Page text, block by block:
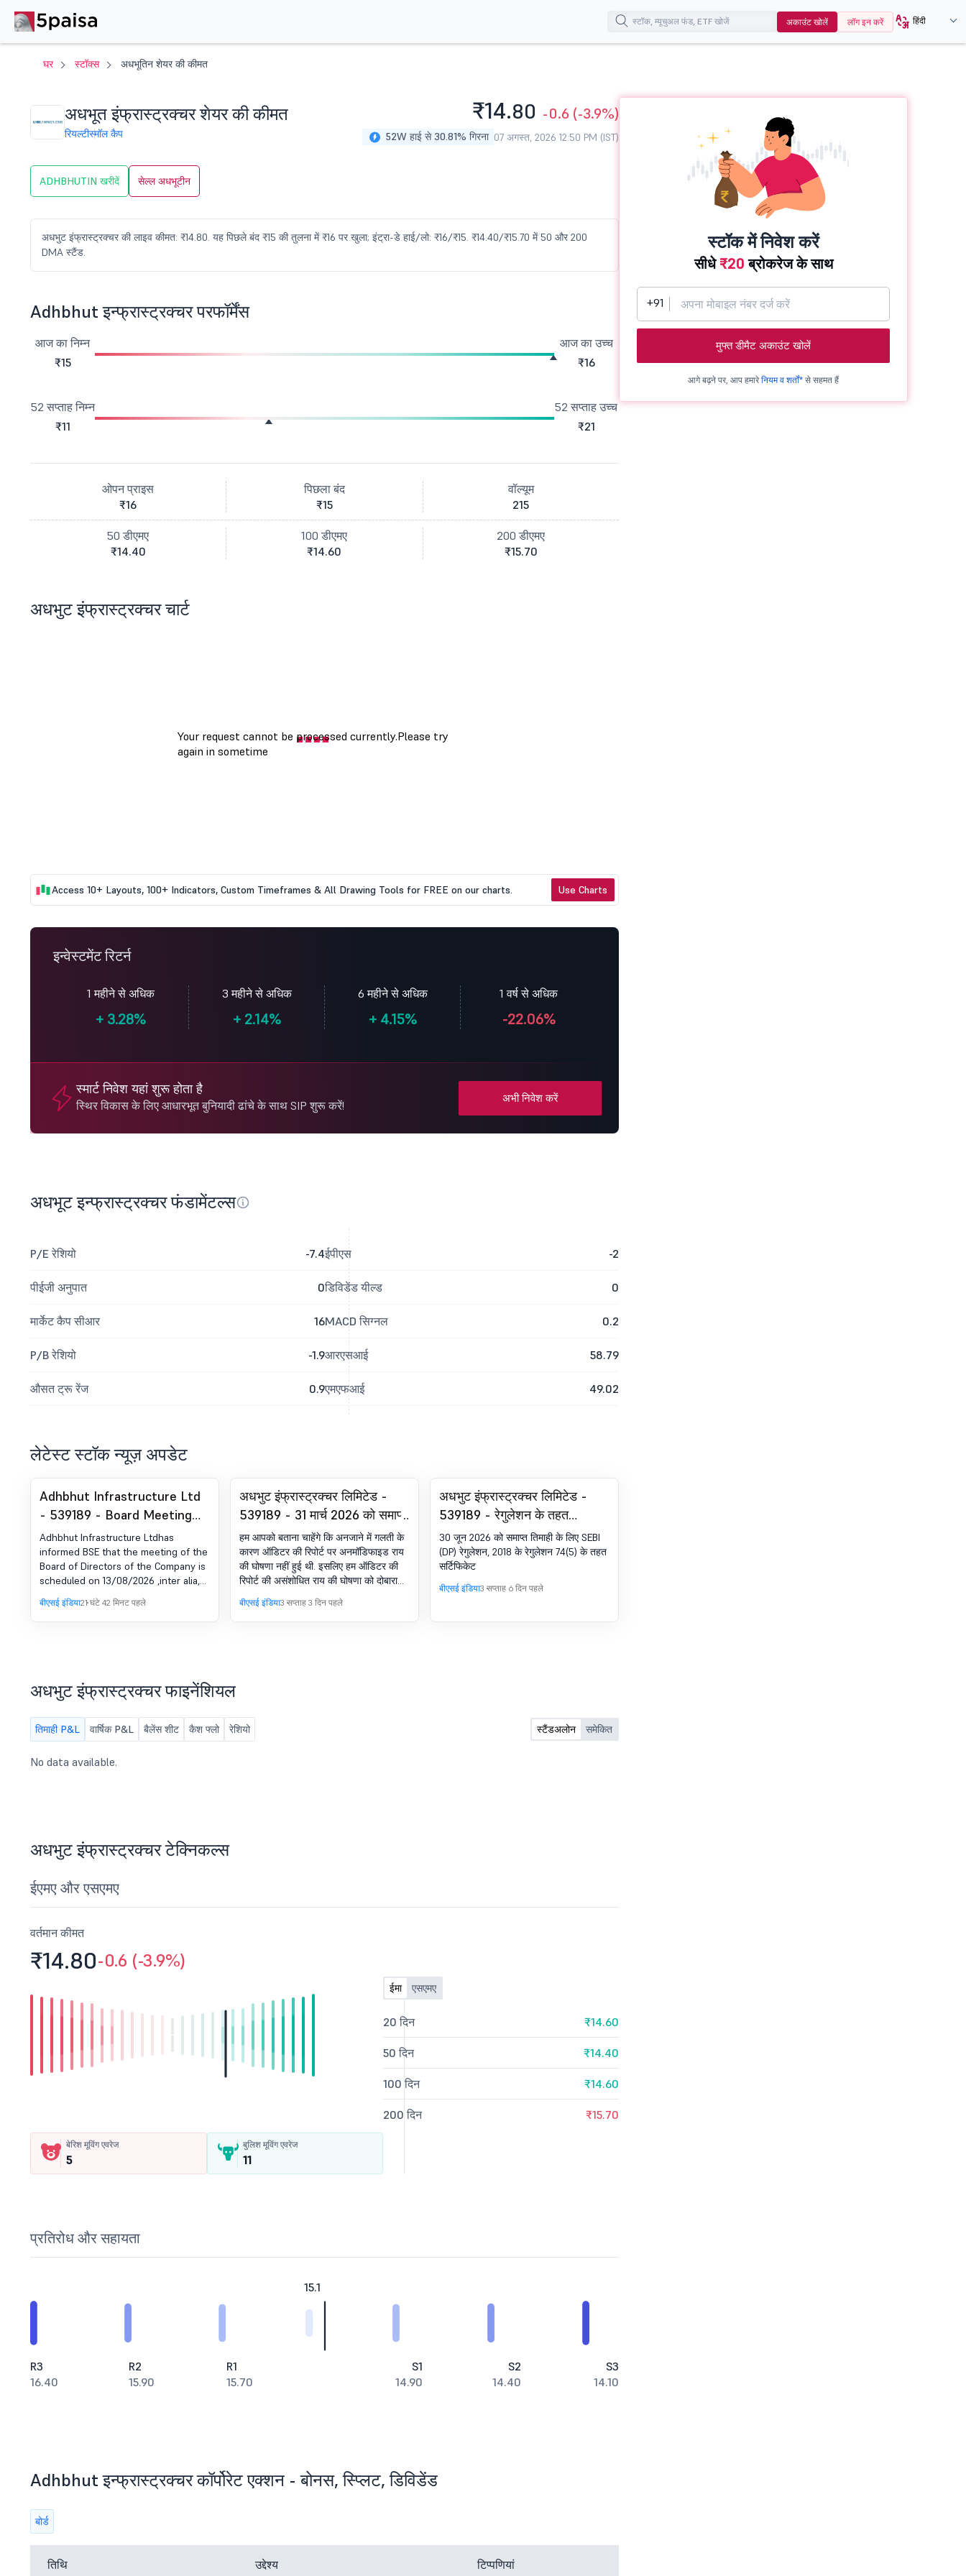
अकाउंट खोलें लॉग इन करें हिंदी
घर स्टॉक्स अधभूतिन शेयर की कीमत
अधभूत इंफ्रास्ट्रक्चर शेयर की कीमत
रियल्टीस्मॉल कैप
₹14.80 -0.6 (-3.9%)
52W हाई से 30.81% गिरना 07 अगस्त, 2026 12:50 PM (IST)
ADHBHUTIN खरीदें सेल्ल अधभूटीन
अधभुट इंफ्रास्ट्रक्चर की लाइव कीमत: ₹14.80. यह पिछले बंद ₹15 की तुलना में ₹16 पर खुला; इंट्रा-डे हाई/लो: ₹16/₹15. ₹14.40/₹15.70 में 50 और 200
DMA स्टैंड.
Adhbhut इन्फ्रास्ट्रक्चर परफॉर्मेंस
आज का निम्न
₹15
आज का उच्च
₹16
52 सप्ताह निम्न
₹11
52 सप्ताह उच्च
₹21
ओपन प्राइस
₹16
पिछला बंद
₹15
वॉल्यूम
215
50 डीएमए
₹14.40
100 डीएमए
₹14.60
200 डीएमए
₹15.70
अधभुट इंफ्रास्ट्रक्चर चार्ट
Access 10+ Layouts, 100+ Indicators, Custom Timeframes & All Drawing Tools for FREE on our charts. Use Charts
इन्वेस्टमेंट रिटर्न
1 महीने से अधिक
+ 3.28%
3 महीने से अधिक
+2.14%
6 महीने से अधिक
+4.15%
1 वर्ष से अधिक
-22.06%
स्मार्ट निवेश यहां शुरू होता है
स्थिर विकास के लिए आधारभूत बुनियादी ढांचे के साथ SIP शुरू करें!
अभी निवेश करें
अधभूट इन्फ्रास्ट्रक्चर फंडामेंटल्स
P/E रेशियो -7.4
पीईजी अनुपात 0
मार्केट कैप सीआर 16
P/B रेशियो -1.9
औसत ट्रू रेंज 0.9
ईपीएस -2
डिविडेंड यील्ड 0
MACD सिग्नल 0.2
आरएसआई 58.79
एमएफआई 49.02
लेटेस्ट स्टॉक न्यूज़ अपडेट
Adhbhut Infrastructure Ltd
- 539189 - Board Meeting
Intimation for Un-Audited
Financial Results For The
Quarter Ended 30Th June
2026.
Adhbhut Infrastructure Ltdhas
informed BSE that the meeting of the
Board of Directors of the Company is
scheduled on 13/08/2026 ,inter alia,
to consider and approve Un-Audited
Financial Results For The Quarter
Ended 30Th June 2025.
बीएसई इंडिया21 घंटे 42 मिनट पहले
अधभुट इंफ्रास्ट्रक्चर लिमिटेड -
539189 - 31 मार्च 2026 को समाप्त
हुए फाइनेंशियल वर्ष के लिए अन-
संशोधित राय के साथ ऑडिट रिपोर्ट
की घोषणा
हम आपको बताना चाहेंगे कि अनजाने में गलती के
कारण ऑडिटर की रिपोर्ट पर अनमॉडिफाइड राय
की घोषणा नहीं हुई थी. इसलिए हम ऑडिटर की
रिपोर्ट की असंशोधित राय की घोषणा को दोबारा
प्रस्तुत कर रहे हैं
बीएसई इंडिया3 सप्ताह 3 दिन पहले
अधभुट इंफ्रास्ट्रक्चर लिमिटेड -
539189 - रेगुलेशन के तहत
कम्प्लायंस-सर्टिफिकेट. SEBI (DP)
विनियम, 2018 का 74(5)
30 जून 2026 को समाप्त तिमाही के लिए SEBI
(DP) रेगुलेशन, 2018 के रेगुलेशन 74(5) के तहत
सर्टिफिकेट
बीएसई इंडिया3 सप्ताह 6 दिन पहले
अधभुट इंफ्रास्ट्रक्चर फाइनेंशियल
तिमाही P&L वार्षिक P&L बैलेंस शीट कैश फ्लो रेशियो स्टैंडअलोन समेकित
No data available.
अधभुट इंफ्रास्ट्रक्चर टेक्निकल्स
ईएमए और एसएमए
वर्तमान कीमत
₹14.80-0.6 (-3.9%)
बेरिश मूविंग एवरेज
5
बुलिश मूविंग एवरेज
11
ईमा एसएमए
20 दिन ₹14.60
50 दिन ₹14.40
100 दिन ₹14.60
200 दिन ₹15.70
प्रतिरोध और सहायता
15.1
R3
16.40
R2
15.90
R1
15.70
S1
14.90
S2
14.40
S3
14.10
Adhbhut इन्फ्रास्ट्रक्चर कॉर्पोरेट एक्शन - बोनस, स्प्लिट, डिविडेंड
बोर्ड
तिथि उद्देश्य टिप्पणियां
स्टॉक में निवेश करें
सीधे₹20ब्रोकरेज के साथ
+91
मुफ्त डीमैट अकाउंट खोलें
आगे बढ़ने पर, आप हमारेनियम व शर्तों* से सहमत हैं